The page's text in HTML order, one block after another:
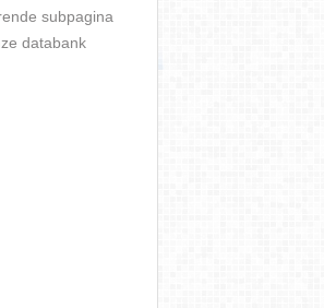
subpagina
databank